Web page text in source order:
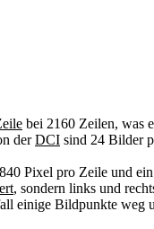
bei 2160 Zeilen, was
derDCI sind 24 Bilder
Pixel pro Zeile und ein
, sondern links und
einige Bildpunkte weg